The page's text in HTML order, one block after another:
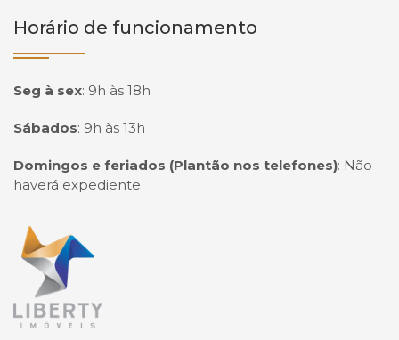
Horário de funcionamento
Seg à sex: 9h às 18h
Sábados: 9h às 13h
Domingos e feriados (Plantão nos telefones): Não
haverá expediente
Página inicial